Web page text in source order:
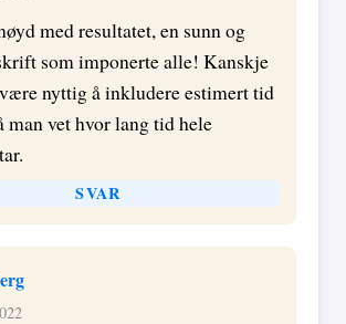
med resultatet, en sunn og
som imponerte alle! Kanskje
nyttig å inkludere estimert tid
man vet hvor lang tid hele
SVAR